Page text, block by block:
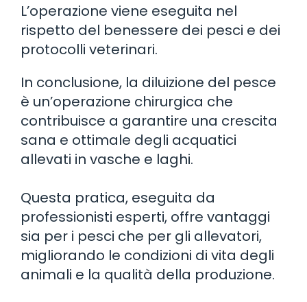
L’operazione viene eseguita nel
rispetto del benessere dei pesci e dei
protocolli veterinari.
In conclusione, la diluizione del pesce
è un’operazione chirurgica che
contribuisce a garantire una crescita
sana e ottimale degli acquatici
allevati in vasche e laghi.
Questa pratica, eseguita da
professionisti esperti, offre vantaggi
sia per i pesci che per gli allevatori,
migliorando le condizioni di vita degli
animali e la qualità della produzione.